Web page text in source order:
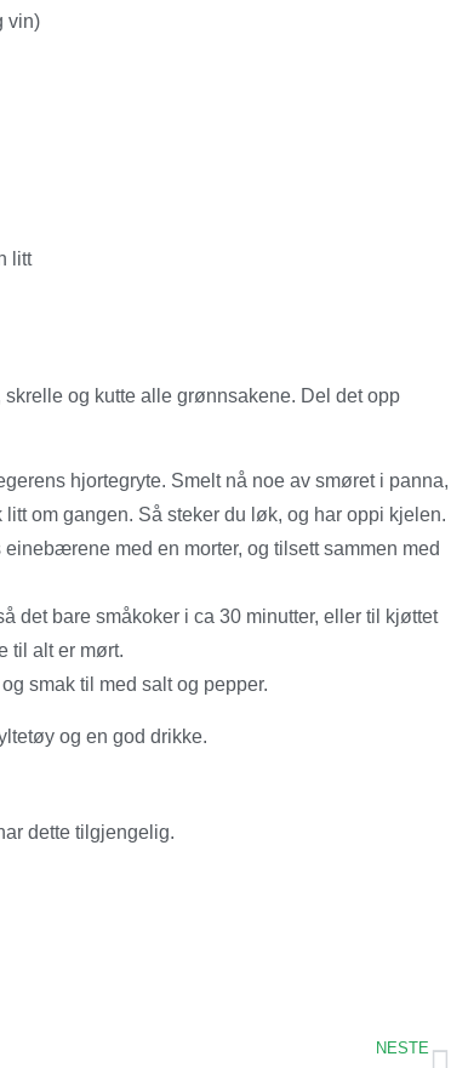
vin)
litt
og kutte alle grønnsakene. Del det opp
hjortegryte. Smelt nå noe av smøret i panna,
om gangen. Så steker du løk, og har oppi kjelen.
med en morter, og tilsett sammen med
det bare småkoker i ca 30 minutter, eller til kjøttet
til alt er mørt.
smak til med salt og pepper.
og en god drikke.
dette tilgjengelig.
NESTE